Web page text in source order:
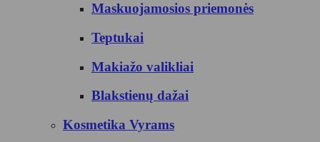
Maskuojamosios priemonės
Teptukai
Makiažo valikliai
Blakstienų dažai
Kosmetika Vyrams